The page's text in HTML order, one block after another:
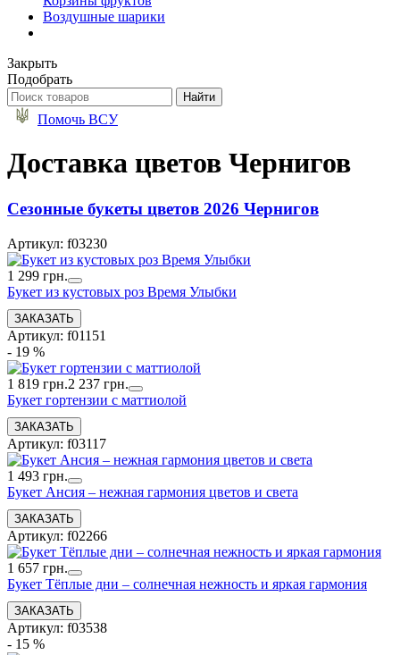
Воздушные шарики
Закрыть
Подобрать
Помочь ВСУ
Доставка цветов Чернигов
Сезонные букеты цветов 2026 Чернигов
Артикул: f03230
1 299 грн.
Букет из кустовых роз Время Улыбки
Артикул: f01151
- 19 %
1 819 грн.2 237 грн.
Букет гортензии с маттиолой
Артикул: f03117
1 493 грн.
Букет Ансия – нежная гармония цветов и света
Артикул: f02266
1 657 грн.
Букет Тёплые дни – солнечная нежность и яркая гармония
Артикул: f03538
- 15 %